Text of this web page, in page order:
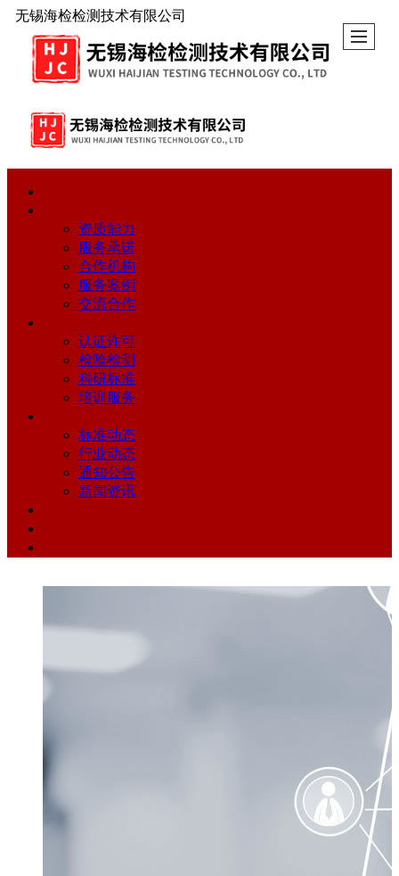
无锡海检检测技术有限公司
资质能力
服务承诺
合作机构
服务案例
交流合作
认证许可
检验检测
科研标准
培训服务
标准动态
行业动态
通知公告
新闻资讯